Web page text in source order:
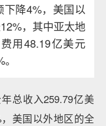
降4%，美国以
，其中亚太地
用48.19亿美元
总收入259.79亿美
美国以外地区的全